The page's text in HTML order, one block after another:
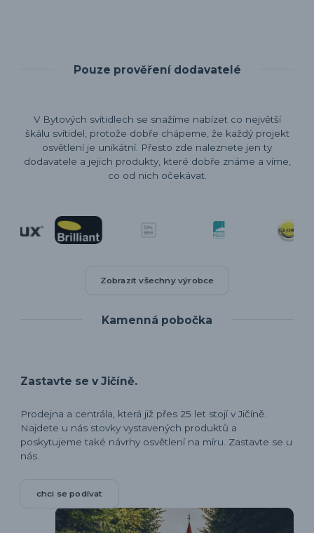
Pouze prověření dodavatelé
V Bytových svítidlech se snažíme nabízet co největší
škálu svítidel, protože dobře chápeme, že každý projekt
osvětlení je unikátní. Přesto zde naleznete jen ty
dodavatele a jejich produkty, které dobře známe a víme,
co od nich očekávat.
Zobrazit všechny výrobce
Kamenná pobočka
Zastavte se v Jičíně.
Prodejna a centrála, která již přes 25 let stojí v Jičíně.
Najdete u nás stovky vystavených produktů a
poskytujeme také návrhy osvětlení na míru. Zastavte se u
nás.
chci se podívat